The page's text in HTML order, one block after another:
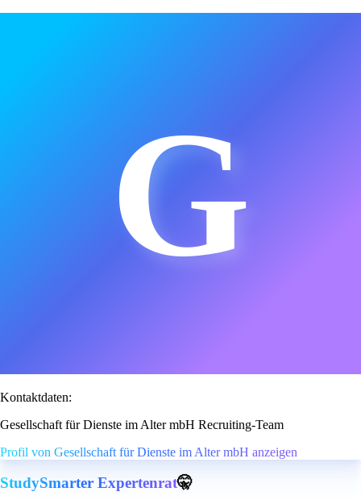
G
Kontaktdaten:
Gesellschaft für Dienste im Alter mbH Recruiting-Team
Profil von Gesellschaft für Dienste im Alter mbH anzeigen
StudySmarter Expertenrat🤫